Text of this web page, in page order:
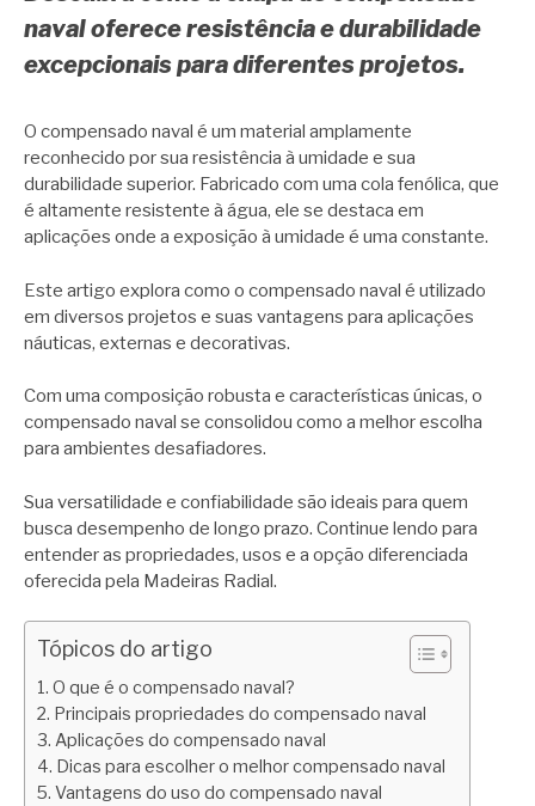
naval oferece resistência e durabilidade
excepcionais para diferentes projetos.
O compensado naval é um material amplamente
reconhecido por sua resistência à umidade e sua
durabilidade superior. Fabricado com uma cola fenólica, que
é altamente resistente à água, ele se destaca em
aplicações onde a exposição à umidade é uma constante.
Este artigo explora como o compensado naval é utilizado
em diversos projetos e suas vantagens para aplicações
náuticas, externas e decorativas.
Com uma composição robusta e características únicas, o
compensado naval se consolidou como a melhor escolha
para ambientes desafiadores.
Sua versatilidade e confiabilidade são ideais para quem
busca desempenho de longo prazo. Continue lendo para
entender as propriedades, usos e a opção diferenciada
oferecida pela Madeiras Radial.
Tópicos do artigo
O que é o compensado naval?
Principais propriedades do compensado naval
Aplicações do compensado naval
Dicas para escolher o melhor compensado naval
Vantagens do uso do compensado naval